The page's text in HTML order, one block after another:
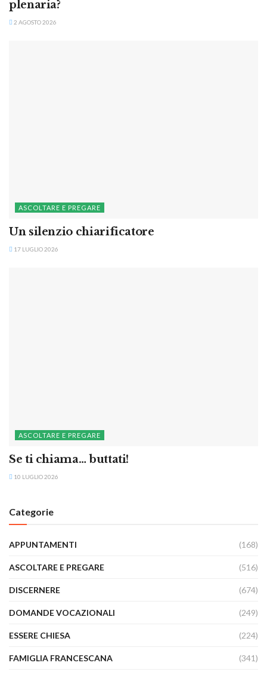
plenaria?
2 AGOSTO 2026
ASCOLTARE E PREGARE
Un silenzio chiarificatore
17 LUGLIO 2026
ASCOLTARE E PREGARE
Se ti chiama… buttati!
10 LUGLIO 2026
Categorie
APPUNTAMENTI (168)
ASCOLTARE E PREGARE (516)
DISCERNERE (674)
DOMANDE VOCAZIONALI (249)
ESSERE CHIESA (224)
FAMIGLIA FRANCESCANA (341)